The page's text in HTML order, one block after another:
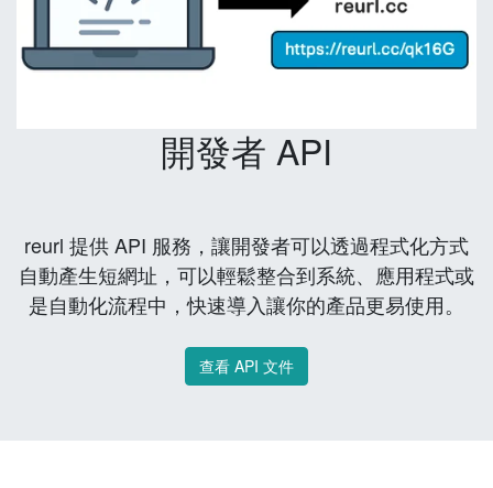
開發者 API
reurl 提供 API 服務，讓開發者可以透過程式化方式
自動產生短網址，可以輕鬆整合到系統、應用程式或
是自動化流程中，快速導入讓你的產品更易使用。
查看 API 文件